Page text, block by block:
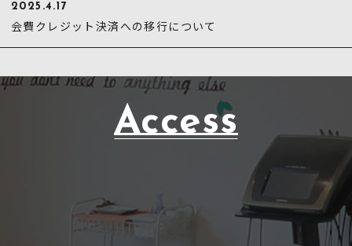
2025.4.17
会費クレジット決済への移行について
Access